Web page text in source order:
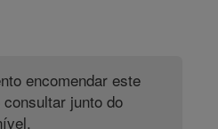
encomendar este
junto do